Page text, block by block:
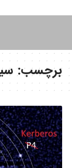
برچسب: